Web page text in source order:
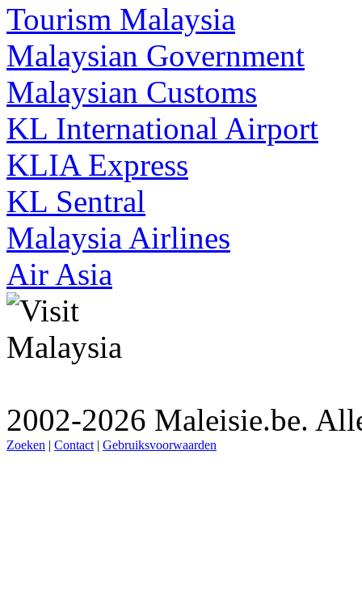
Tourism Malaysia
Malaysian Government
Malaysian Customs
KL International Airport
KLIA Express
KL Sentral
Malaysia Airlines
Air Asia
2002-2026 Maleisie.be.
Zoeken | Contact | Gebruiksvoorwaarden